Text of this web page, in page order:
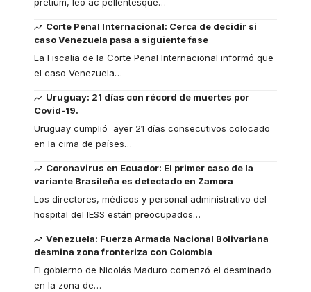
pretium, leo ac pellentesque…
Corte Penal Internacional: Cerca de decidir si
caso Venezuela pasa a siguiente fase
La Fiscalía de la Corte Penal Internacional informó que
el caso Venezuela…
Uruguay: 21 días con récord de muertes por
Covid-19.
Uruguay cumplió ayer 21 días consecutivos colocado
en la cima de países…
Coronavirus en Ecuador: El primer caso de la
variante Brasileña es detectado en Zamora
Los directores, médicos y personal administrativo del
hospital del IESS están preocupados…
Venezuela: Fuerza Armada Nacional Bolivariana
desmina zona fronteriza con Colombia
El gobierno de Nicolás Maduro comenzó el desminado
en la zona de…